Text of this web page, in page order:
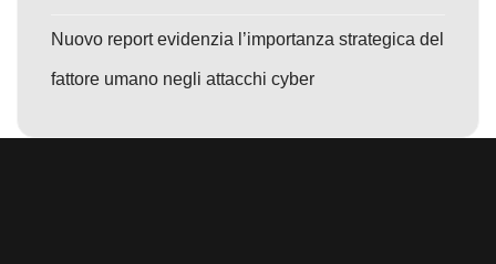
Nuovo report evidenzia l’importanza strategica del
fattore umano negli attacchi cyber